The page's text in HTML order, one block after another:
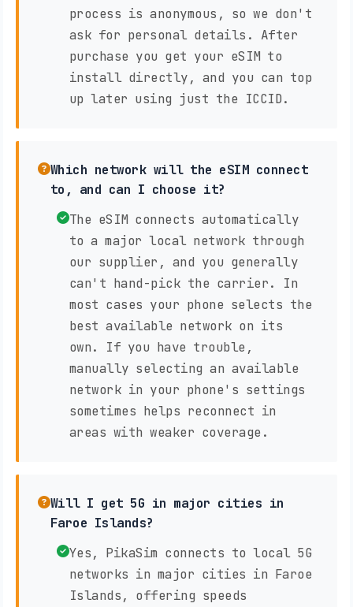
process is anonymous, so we don't
ask for personal details. After
purchase you get your eSIM to
install directly, and you can top
up later using just the ICCID.
Which network will the eSIM connect
to, and can I choose it?
The eSIM connects automatically
to a major local network through
our supplier, and you generally
can't hand-pick the carrier. In
most cases your phone selects the
best available network on its
own. If you have trouble,
manually selecting an available
network in your phone's settings
sometimes helps reconnect in
areas with weaker coverage.
Will I get 5G in major cities in
Faroe Islands?
Yes, PikaSim connects to local 5G
networks in major cities in Faroe
Islands, offering speeds